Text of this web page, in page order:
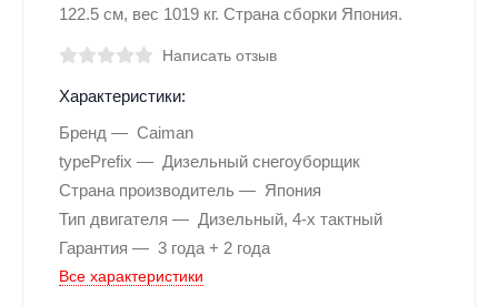
122.5 см, вес 1019 кг. Страна сборки Япония.
Написать отзыв
Характеристики:
Бренд
Caiman
typePrefix
Дизельный снегоуборщик
Страна производитель
Япония
Тип двигателя
Дизельный, 4-х тактный
Гарантия
3 года + 2 года
Все характеристики